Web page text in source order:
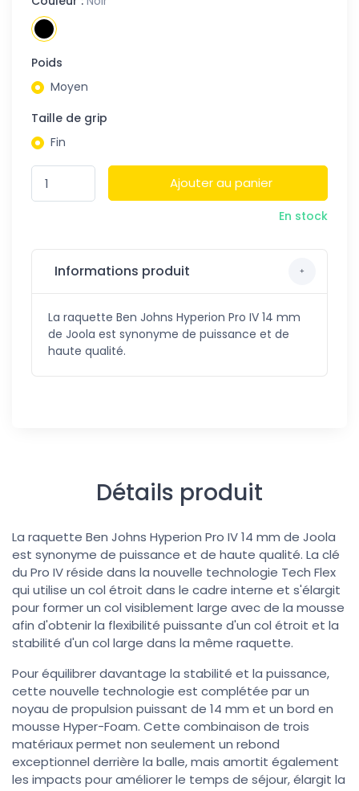
Poids
Moyen
Taille de grip
Fin
Ajouter au panier
En stock
Informations produit
La raquette Ben Johns Hyperion Pro IV 14 mm
de Joola est synonyme de puissance et de
haute qualité.
Détails produit
La raquette Ben Johns Hyperion Pro IV 14 mm de Joola
est synonyme de puissance et de haute qualité. La clé
du Pro IV réside dans la nouvelle technologie Tech Flex
qui utilise un col étroit dans le cadre interne et s'élargit
pour former un col visiblement large avec de la mousse
afin d'obtenir la flexibilité puissante d'un col étroit et la
stabilité d'un col large dans la même raquette.
Pour équilibrer davantage la stabilité et la puissance,
cette nouvelle technologie est complétée par un
noyau de propulsion puissant de 14 mm et un bord en
mousse Hyper-Foam. Cette combinaison de trois
matériaux permet non seulement un rebond
exceptionnel derrière la balle, mais amortit également
les impacts pour améliorer le temps de séjour, élargit la